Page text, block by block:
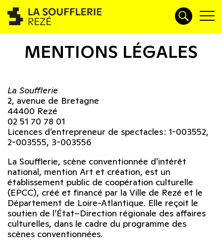
MENTIONS LÉGALES
La Soufflerie
2, avenue de Bretagne
44400 Rezé
02 51 70 78 01
Licences d’entrepreneur de spectacles : 1-003552,
2-003555, 3-003556
La Soufflerie, scène conventionnée d’intérêt
national, mention Art et création, est un
établissement public de coopération culturelle
(EPCC), créé et financé par la Ville de Rezé et le
Département de Loire-Atlantique. Elle reçoit le
soutien de l’État–Direction régionale des affaires
culturelles, dans le cadre du programme des
scènes conventionnées.